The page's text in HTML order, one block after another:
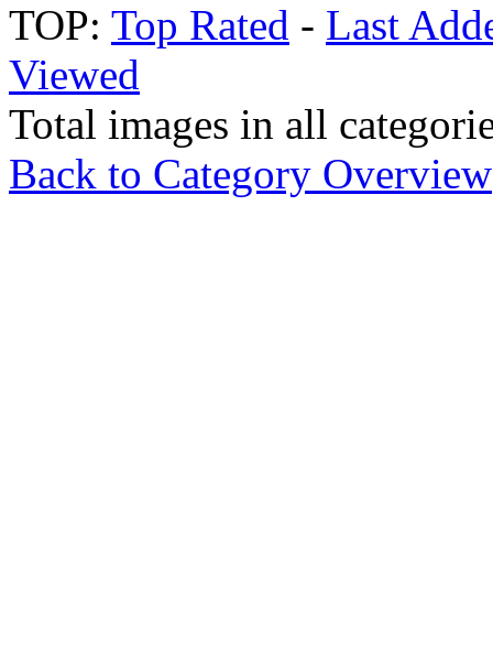
TOP: Top Rated - Last
Viewed
Total images in all
Back to Category Overview